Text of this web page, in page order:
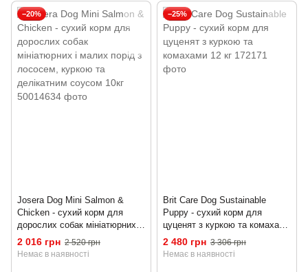
−20%
Josera Dog Mini Salmon &
Chicken - сухий корм для
дорослих собак мініатюрних і
малих порід з лососем,
куркою та делікатним соусом
2 016 грн 2 520 грн
Немає в наявності
−25%
Brit Care Dog Sustainable
Puppy - сухий корм для
цуценят з куркою та комахами
12 кг
2 480 грн 3 306 грн
Немає в наявності